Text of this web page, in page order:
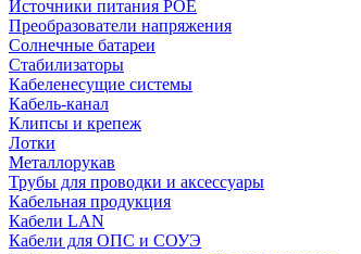
Источники питания POE
Преобразователи напряжения
Солнечные батареи
Стабилизаторы
Кабеленесущие системы
Кабель-канал
Клипсы и крепеж
Лотки
Металлорукав
Трубы для проводки и аксессуары
Кабельная продукция
Кабели LAN
Кабели для ОПС и СОУЭ